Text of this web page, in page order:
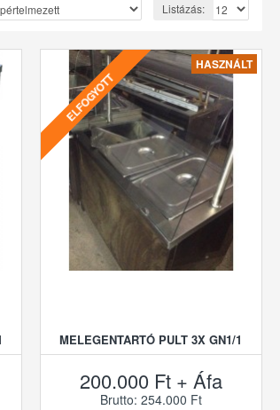
Listázás:
HASZNÁLT
ELFOGYOTT
MELEGENTARTÓ PULT 3X GN1/1
200.000 Ft + Áfa
Brutto: 254.000 Ft